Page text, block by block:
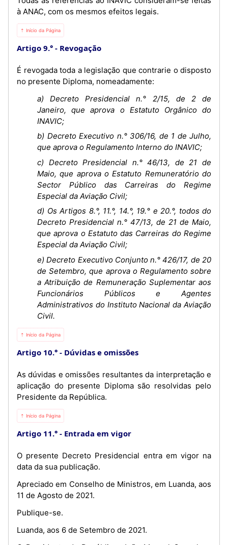
à ANAC, com os mesmos efeitos legais.
⇡ Início da Página
Artigo 9.° Revogação
É revogada toda a legislação que contrarie o disposto
no presente Diploma, nomeadamente:
a) Decreto Presidencial n.° 2/15, de 2 de
Janeiro, que aprova o Estatuto Orgânico do
INAVIC;
b) Decreto Executivo n.° 306/16, de 1 de Julho,
que aprova o Regulamento Interno do INAVIC;
c) Decreto Presidencial n.° 46/13, de 21 de
Maio, que aprova o Estatuto Remuneratório do
Sector Público das Carreiras do Regime
Especial da Aviação Civil;
d) Os Artigos 8.°, 11.°, 14.°, 19.° e 20.°, todos do
Decreto Presidencial n.° 47/13, de 21 de Maio,
que aprova o Estatuto das Carreiras do Regime
Especial da Aviação Civil;
e) Decreto Executivo Conjunto n.° 426/17, de 20
de Setembro, que aprova o Regulamento sobre
a Atribuição de Remuneração Suplementar aos
Funcionários Públicos e Agentes
Administrativos do Instituto Nacional da Aviação
Civil.
⇡ Início da Página
Artigo 10.° Dúvidas e omissões
As dúvidas e omissões resultantes da interpretação e
aplicação do presente Diploma são resolvidas pelo
Presidente da República.
⇡ Início da Página
Artigo 11.° Entrada em vigor
O presente Decreto Presidencial entra em vigor na
data da sua publicação.
Apreciado em Conselho de Ministros, em Luanda, aos
11 de Agosto de 2021.
Publique-se.
Luanda, aos 6 de Setembro de 2021.